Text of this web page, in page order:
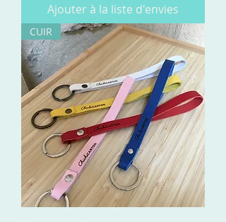
Ajouter à la liste d'envies
CUIR